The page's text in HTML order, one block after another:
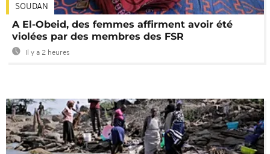
SOUDAN
A El-Obeid, des femmes affirment avoir été
violées par des membres des FSR
Il y a 2 heures